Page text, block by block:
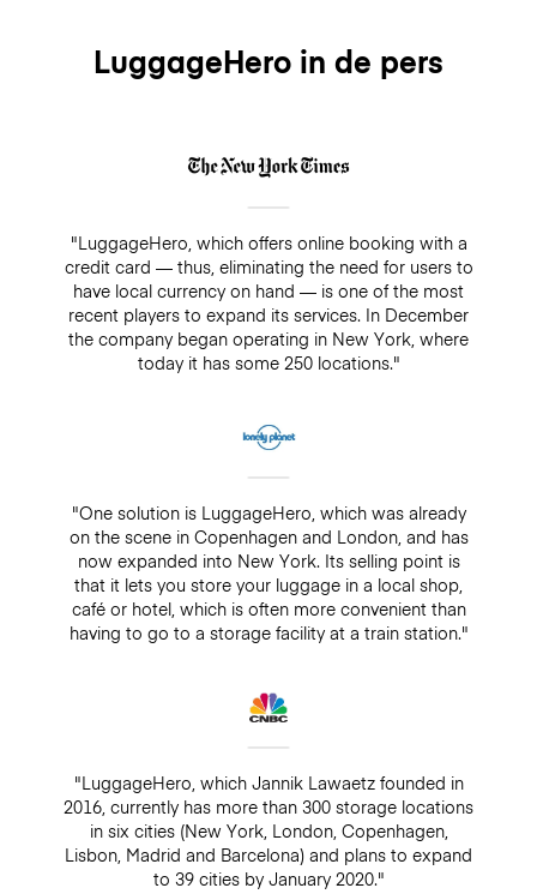
LuggageHero in de pers
"LuggageHero, which offers online booking with a
credit card — thus, eliminating the need for users to
have local currency on hand — is one of the most
recent players to expand its services. In December
the company began operating in New York, where
today it has some 250 locations."
"One solution is LuggageHero, which was already
on the scene in Copenhagen and London, and has
now expanded into New York. Its selling point is
that it lets you store your luggage in a local shop,
café or hotel, which is often more convenient than
having to go to a storage facility at a train station."
"LuggageHero, which Jannik Lawaetz founded in
2016, currently has more than 300 storage locations
in six cities (New York, London, Copenhagen,
Lisbon, Madrid and Barcelona) and plans to expand
to 39 cities by January 2020."